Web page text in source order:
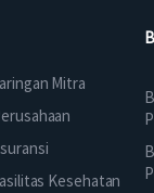
Mitra
Kesehatan